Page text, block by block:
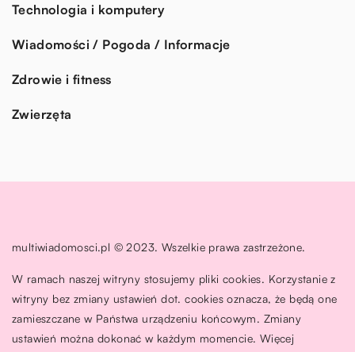
Technologia i komputery
Wiadomości / Pogoda / Informacje
Zdrowie i fitness
Zwierzęta
multiwiadomosci.pl © 2023. Wszelkie prawa zastrzeżone.
W ramach naszej witryny stosujemy pliki cookies. Korzystanie z
witryny bez zmiany ustawień dot. cookies oznacza, że będą one
zamieszczane w Państwa urządzeniu końcowym. Zmiany
ustawień można dokonać w każdym momencie. Więcej